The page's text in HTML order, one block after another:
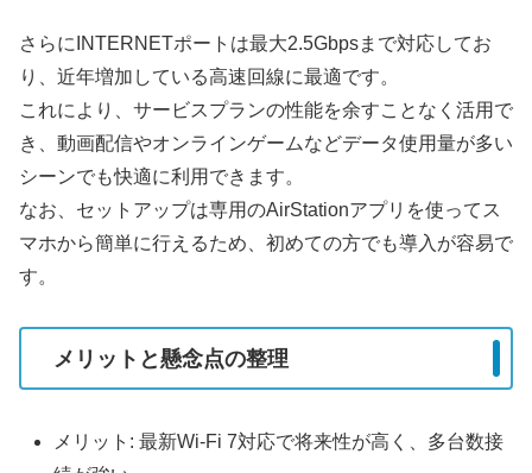
さらにINTERNETポートは最大2.5Gbpsまで対応してお
り、近年増加している高速回線に最適です。
これにより、サービスプランの性能を余すことなく活用で
き、動画配信やオンラインゲームなどデータ使用量が多い
シーンでも快適に利用できます。
なお、セットアップは専用のAirStationアプリを使ってス
マホから簡単に行えるため、初めての方でも導入が容易で
す。
メリットと懸念点の整理
メリット: 最新Wi-Fi 7対応で将来性が高く、多台数接